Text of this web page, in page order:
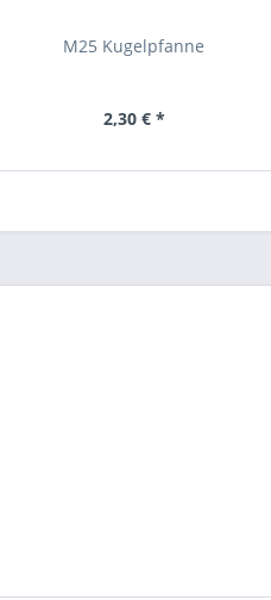
M25 Kugelpfanne
2,30 € *